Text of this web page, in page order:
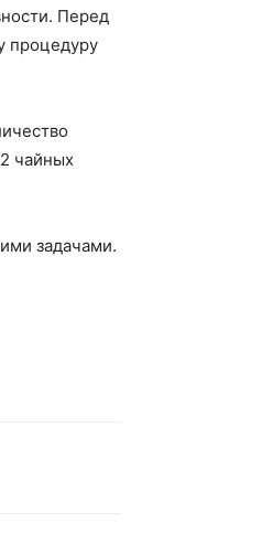
Перед
процедуру
чайных
задачами.